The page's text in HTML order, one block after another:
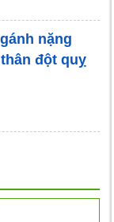
nặng
đột quỵ